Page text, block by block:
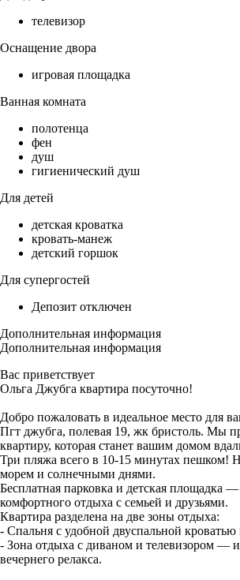
телевизор
Оснащение двора
игровая площадка
Ванная комната
полотенца
фен
душ
гигиенический душ
Для детей
детская кроватка
кровать-манеж
детский горшок
Для супергостей
Депозит отключен
Дополнительная информация
Дополнительная информация
Вас приветствует
Ольга Джубга квартира посуточно!
Добро пожаловать в идеальное место для
Пгт джубга, полевая 19, жк бристоль. Мы
квартиру, которая станет вашим домом
Три пляжа всего в 10-15 минутах пешком!
морем и солнечными днями.
Бесплатная парковка и детская площадка —
комфортного отдыха с семьей и друзьями.
Квартира разделена на две зоны отдыха:
- Спальня с удобной двуспальной кроватью
- Зона отдыха с диваном и телевизором —
вечернего релакса.